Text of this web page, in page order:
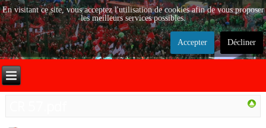
En visitant ce site, vous acceptez l'utilisation de cookies afin de vous proposer
les meilleurs services possibles.
Accepter Décliner